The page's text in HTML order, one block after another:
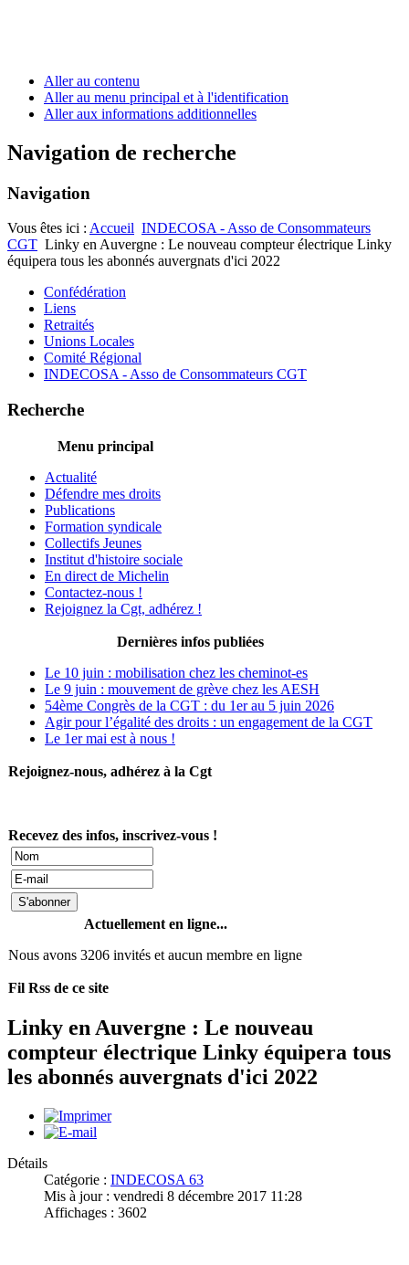
Aller au contenu
Aller au menu principal et à l'identification
Aller aux informations additionnelles
Navigation de recherche
Navigation
Vous êtes ici : Accueil INDECOSA - Asso de Consommateurs
CGT Linky en Auvergne : Le nouveau compteur électrique Linky
équipera tous les abonnés auvergnats d'ici 2022
Confédération
Liens
Retraités
Unions Locales
Comité Régional
INDECOSA - Asso de Consommateurs CGT
Recherche
Menu principal
Actualité
Défendre mes droits
Publications
Formation syndicale
Collectifs Jeunes
Institut d'histoire sociale
En direct de Michelin
Contactez-nous !
Rejoignez la Cgt, adhérez !
Dernières infos publiées
Le 10 juin : mobilisation chez les cheminot-es
Le 9 juin : mouvement de grève chez les AESH
54ème Congrès de la CGT : du 1er au 5 juin 2026
Agir pour l’égalité des droits : un engagement de la CGT
Le 1er mai est à nous !
Rejoignez-nous, adhérez à la Cgt
Recevez des infos, inscrivez-vous !
Actuellement en ligne...
Nous avons 3206 invités et aucun membre en ligne
Fil Rss de ce site
Linky en Auvergne : Le nouveau
compteur électrique Linky équipera tous
les abonnés auvergnats d'ici 2022
Détails
Catégorie : INDECOSA 63
Mis à jour : vendredi 8 décembre 2017 11:28
Affichages : 3602